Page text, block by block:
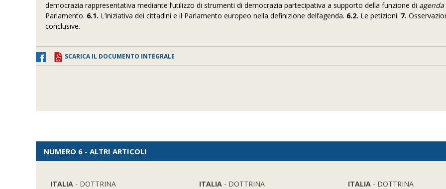
democrazia rappresentativa mediante l’utilizzo di strumenti di democrazia partecipativa a supporto della funzione di
Parlamento. 6.1. L’iniziativa dei cittadini e il Parlamento europeo nella definizione dell’agenda. 6.2. Le petizioni. 7.
conclusive.
SCARICA IL DOCUMENTO INTEGRALE
NUMERO 6 - ALTRI ARTICOLI
ITALIA - DOTTRINA ITALIA - DOTTRINA ITALIA- DOTTRINA